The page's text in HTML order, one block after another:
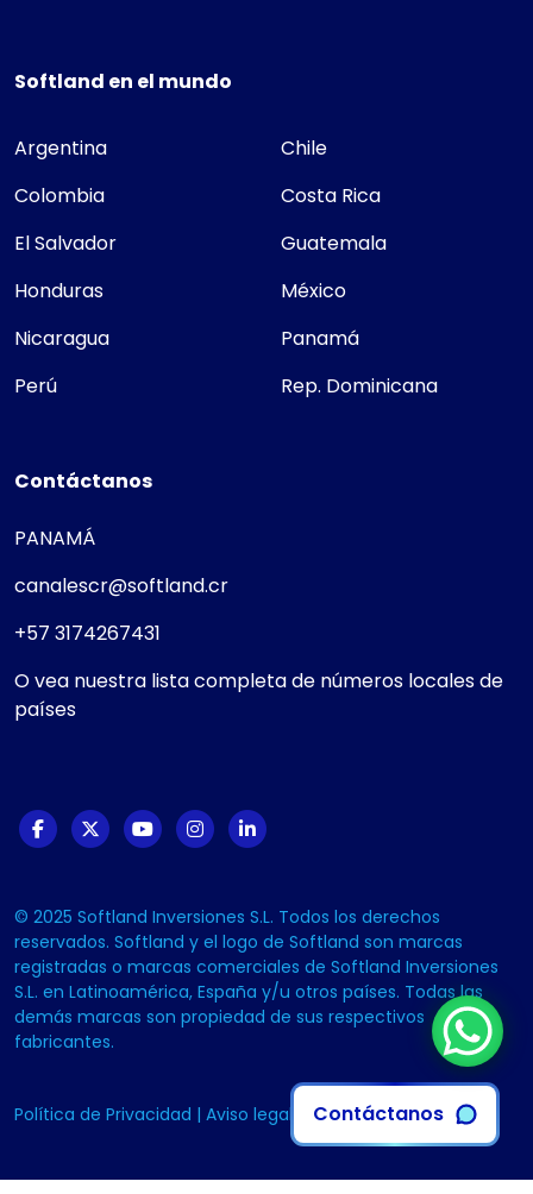
Contáctanos
Softland en el mundo
Argentina
Chile
Colombia
Costa Rica
El Salvador
Guatemala
Honduras
México
Nicaragua
Panamá
Perú
Rep. Dominicana
Contáctanos
PANAMÁ
canalescr@softland.cr
+57 3174267431
O vea nuestra lista completa de números locales de
países
© 2025 Softland Inversiones S.L. Todos los derechos
reservados. Softland y el logo de Softland son marcas
registradas o marcas comerciales de Softland Inversiones
S.L. en Latinoamérica, España y/u otros países. Todas las
demás marcas son propiedad de sus respectivos
fabricantes.
Política de Privacidad | Aviso legal Política de Cookies